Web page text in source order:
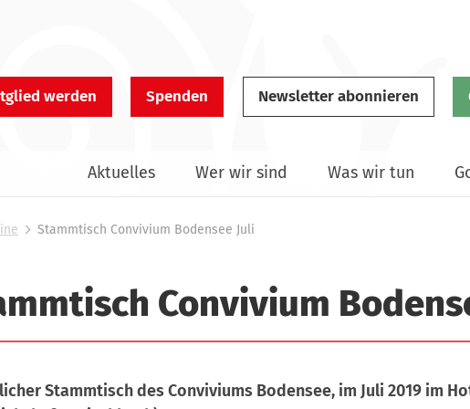
werden Spenden Newsletter abonnieren
Aktuelles Wer wir sind Was wir tun
Stammtisch Convivium Bodensee Juli
Convivium
Stammtisch des Conviviums Bodensee, im Juli 2019 im